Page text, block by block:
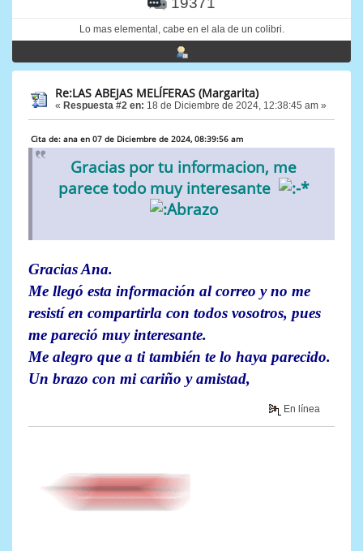
Lo mas elemental, cabe en el ala de un colibri.
Re:LAS ABEJAS MELÍFERAS (Margarita)
« Respuesta #2 en: 18 de Diciembre de 2024, 12:38:45 am »
Cita de: ana en 07 de Diciembre de 2024, 08:39:56 am
Gracias por tu informacion, me
parece todo muy interesante
Gracias Ana.
Me llegó esta información al correo y no me
resistí en compartirla con todos vosotros, pues
me pareció muy interesante.
Me alegro que a ti también te lo haya parecido.
Un brazo con mi cariño y amistad,
En línea